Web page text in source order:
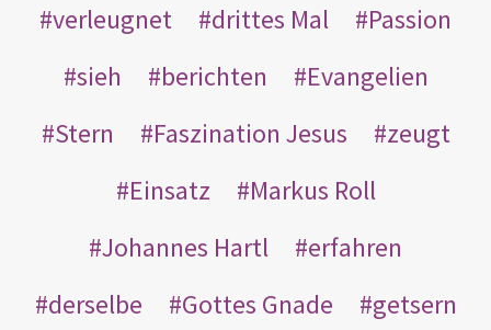
verleugnet
drittes Mal
Passion
sieh
berichten
Evangelien
Stern
Faszination Jesus
zeugt
Einsatz
Markus Roll
Johannes Hartl
erfahren
derselbe
Gottes Gnade
getsern